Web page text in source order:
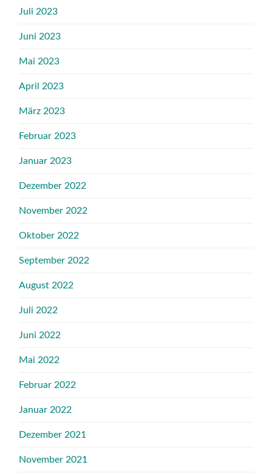
Juli 2023
Juni 2023
Mai 2023
April 2023
März 2023
Februar 2023
Januar 2023
Dezember 2022
November 2022
Oktober 2022
September 2022
August 2022
Juli 2022
Juni 2022
Mai 2022
Februar 2022
Januar 2022
Dezember 2021
November 2021